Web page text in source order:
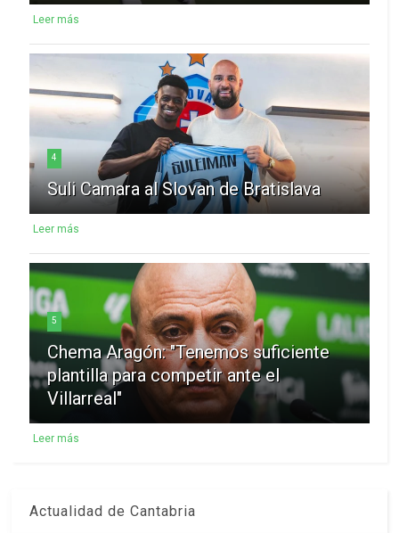
Leer más
4
Suli Camara al Slovan de Bratislava
Leer más
5
Chema Aragón: "Tenemos suficiente
plantilla para competir ante el
Villarreal"
Leer más
Actualidad de Cantabria